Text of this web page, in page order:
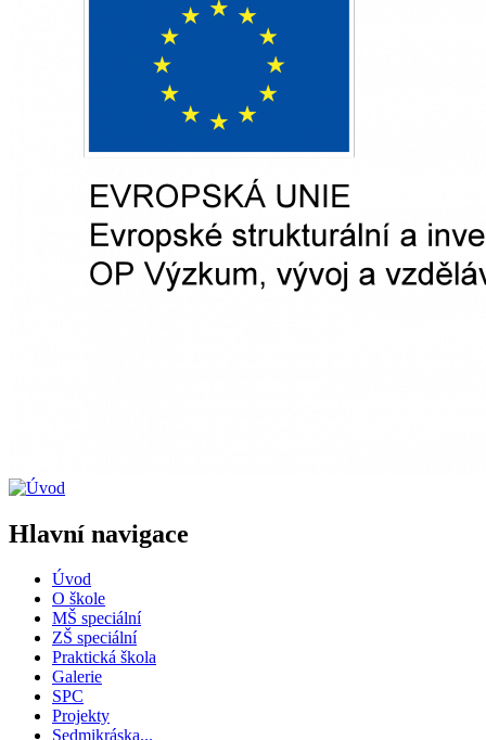
Hlavní navigace
Úvod
O škole
MŠ speciální
ZŠ speciální
Praktická škola
Galerie
SPC
Projekty
Sedmikráska...